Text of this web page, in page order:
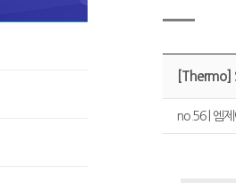
[Thermo]
no.56 | 엠